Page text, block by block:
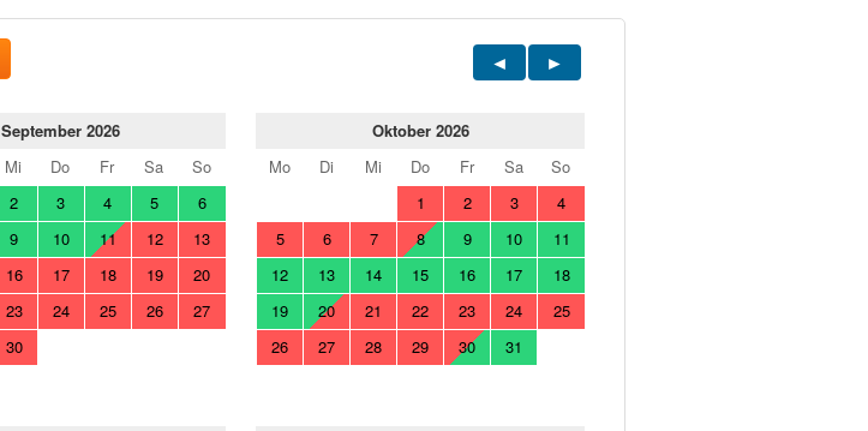
September 2026
Mi Do Fr Sa
So
2 3 4 5
6
9 10 11 12
13
16 17 18 19
20
23 24 25 26
27
30
Oktober 2026
Mo
Di Mi Do Fr Sa
So
1
2 3
4
5
6 7 8 9 10
11
12
13 14 15 16 17
18
19
20 21 22 23 24
25
26
27 28 29 30 31